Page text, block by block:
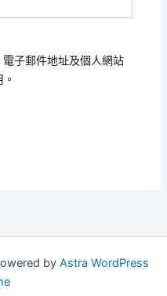
子郵件地址及個人網站
by Astra WordPress